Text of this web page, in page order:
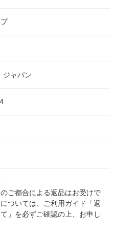
ジャパン
ご都合による返品はお受けで
ついては、ご利用ガイド「返
」を必ずご確認の上、お申し